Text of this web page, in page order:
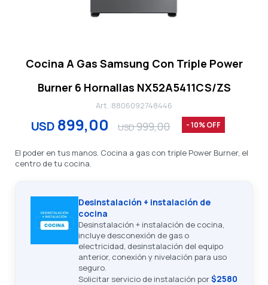
Cocina A Gas Samsung Con Triple Power
Burner 6 Hornallas NX52A5411CS/ZS
8806092748446
USD 899,00 USD999,00 10
El poder en tus manos. Cocina a gas con triple Power Burner, el
centro de tu cocina.
Desinstalación + instalación de
cocina
Desinstalación + instalación de cocina,
incluye desconexión de gas o
electricidad, desinstalación del equipo
anterior, conexión y nivelación para uso
seguro.
Solicitar servicio de instalación por$2580